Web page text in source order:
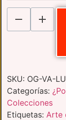
SKU: OG-VA-
Categorías:
Colecciones
Etiquetas: Arte